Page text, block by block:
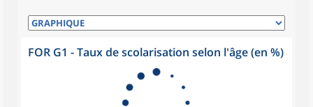
FOR G1 - Taux de scolarisation selon l'âge (en %)